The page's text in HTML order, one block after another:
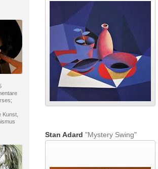
Kunst,
Stan Adard "Mystery Swing"